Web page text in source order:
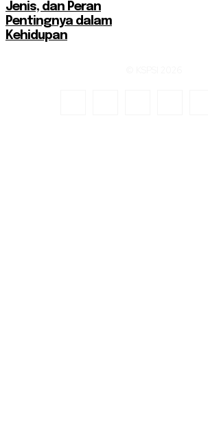
Jenis, dan Peran
Pentingnya dalam
Kehidupan